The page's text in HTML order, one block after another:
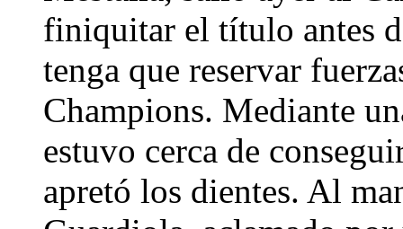
finiquitar el título antes
tenga que reservar
Champions. Mediante
estuvo cerca de
apretó los dientes. Al